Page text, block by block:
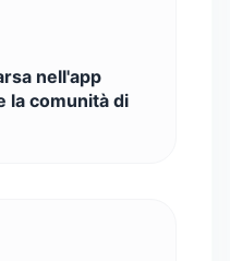
nell'app
la comunità di